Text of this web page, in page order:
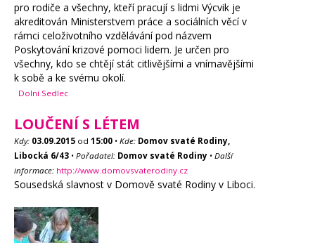
pro rodiče a všechny, kteří pracují s lidmi Výcvik je
akreditován Ministerstvem práce a sociálních věcí v
rámci celoživotního vzdělávání pod názvem
Poskytování krizové pomoci lidem. Je určen pro
všechny, kdo se chtějí stát citlivějšími a vnímavějšími
k sobě a ke svému okolí.
Dolní Sedlec
LOUČENÍ S LÉTEM
Kdy: 03.09.2015 od 15:00 • Kde: Domov svaté Rodiny,
Libocká 6/43 • Pořadatel: Domov svaté Rodiny • Další
informace: http://www.domovsvaterodiny.cz
Sousedská slavnost v Domově svaté Rodiny v Liboci.